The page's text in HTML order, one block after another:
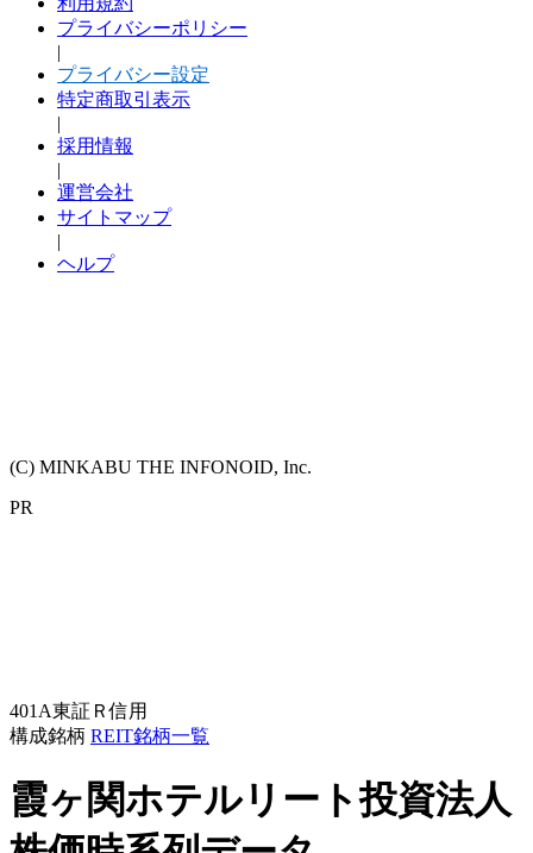
プライバシーポリシー
|
プライバシー設定
特定商取引表示
|
採用情報
|
運営会社
サイトマップ
|
ヘルプ
(C) MINKABU THE INFONOID, Inc.
PR
401A東証Ｒ信用
構成銘柄 REIT銘柄一覧
霞ヶ関ホテルリート投資法人